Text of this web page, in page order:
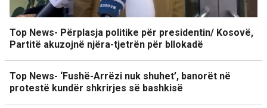
Top News- Përplasja politike për presidentin/ Kosovë,
Partitë akuzojnë njëra-tjetrën për bllokadë
Top News- ‘Fushë-Arrëzi nuk shuhet’, banorët në
protestë kundër shkrirjes së bashkisë